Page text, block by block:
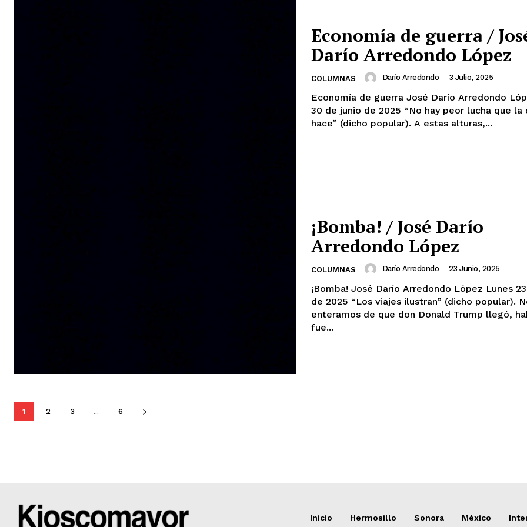
Economía de guerra /
Darío Arredondo López
COLUMNAS Darío Arredondo - 3 Julio, 2025
Economía de guerra José Darío Arredondo López Lunes
30 de junio de 2025 “No hay peor lucha que la que no se
hace” (dicho popular). A estas alturas,...
¡Bomba! / José Darío
Arredondo López
COLUMNAS Darío Arredondo - 23 Junio, 2025
¡Bomba! José Darío Arredondo López Lunes 23 de junio
de 2025 “Los viajes ilustran” (dicho popular). Nos
enteramos de que don Donald Trump llegó,
fue...
1 2 3 ... 6
Inicio Hermosillo Sonora México